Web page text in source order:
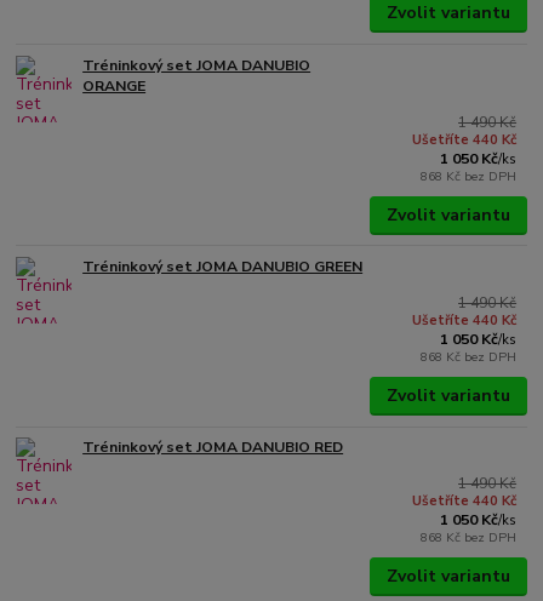
Zvolit variantu
Tréninkový set JOMA DANUBIO
ORANGE
1 490 Kč
Ušetříte 440 Kč
1 050 Kč/ks
868 Kč bez DPH
Zvolit variantu
Tréninkový set JOMA DANUBIO GREEN
1 490 Kč
Ušetříte 440 Kč
1 050 Kč/ks
868 Kč bez DPH
Zvolit variantu
Tréninkový set JOMA DANUBIO RED
1 490 Kč
Ušetříte 440 Kč
1 050 Kč/ks
868 Kč bez DPH
Zvolit variantu